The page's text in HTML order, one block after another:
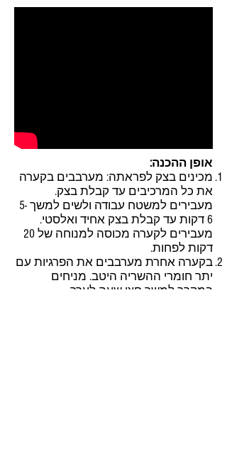
אופן ההכנה:
מכינים בצק לפראתה: מערבבים בקערה
את כל המרכיבים עד קבלת בצק.
מעבירים למשטח עבודה ולשים למשך 5-
6 דקות עד קבלת בצק אחיד ואלסטי.
מעבירים לקערה מכוסה למנוחה של 20
דקות לפחות.
בקערה אחרת מערבבים את הפרגיות עם
יתר חומרי ההשריה היטב. מניחים
במקרר למשך חצי שעה לערך.